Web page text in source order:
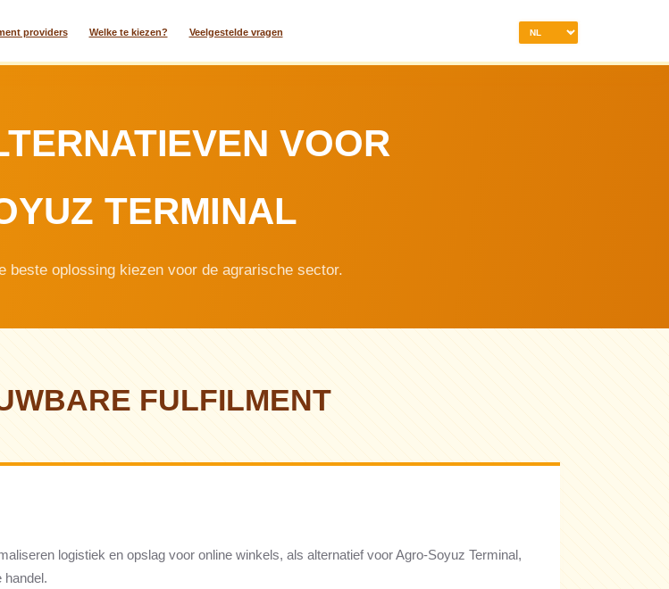
providers Welke te kiezen? Veelgestelde vragen
VOOR
TERMINAL
beste oplossing kiezen voor de agrarische sector.
FULFILMENT
logistiek en opslag voor online winkels, als alternatief voor Agro-Soyuz Terminal,
handel.